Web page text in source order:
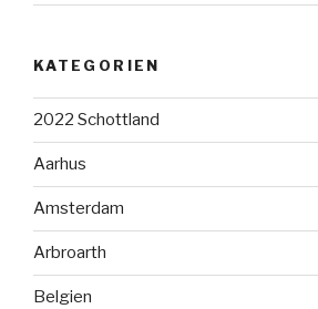
KATEGORIEN
2022 Schottland
Aarhus
Amsterdam
Arbroarth
Belgien